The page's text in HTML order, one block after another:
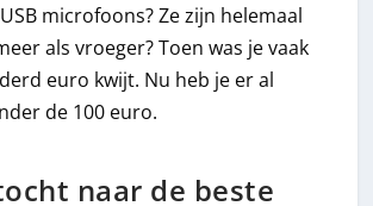
microfoons? Ze zijn helemaal
als vroeger? Toen was je vaak
euro kwijt. Nu heb je er al
de 100 euro.
naar de beste